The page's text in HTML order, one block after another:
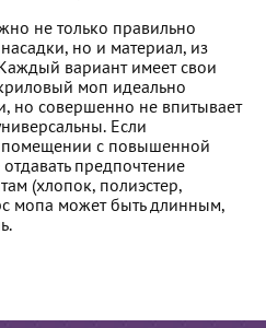
не только правильно
но и материал, из
вариант имеет свои
моп идеально
но совершенно не впитывает
Если
помещении с повышенной
предпочтение
(хлопок, полиэстер,
мопа может быть длинным,